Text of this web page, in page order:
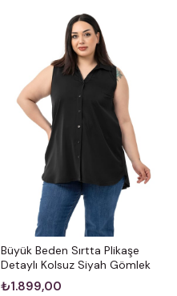
Büyük Beden Sırtta Plikaşe
Detaylı Kolsuz Siyah Gömlek
₺1.899,00